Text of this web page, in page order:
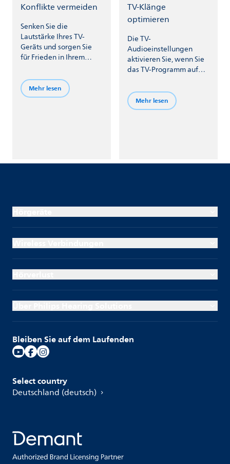
Konflikte vermeiden
Senken Sie die
Lautstärke Ihres TV-
Geräts und sorgen Sie
für Frieden in Ihrem
doch den Klang direkt in
Ihre Hörgeräte und
steuern deren Lautstärke
Mehr lesen
TV-Klänge
optimieren
Die TV-
Audioeinstellungen
aktivieren Sie, wenn Sie
das TV-Programm auf
wählen.
Mehr lesen
Bleiben Sie auf dem Laufenden
Select country
Deutschland (deutsch)